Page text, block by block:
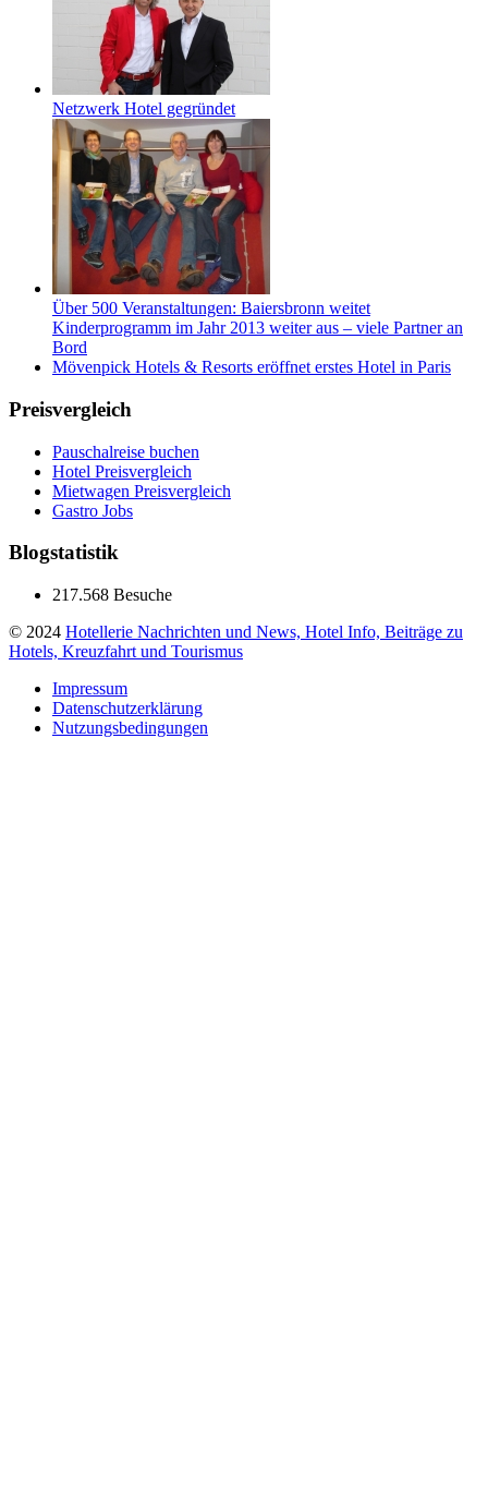
Netzwerk Hotel gegründet
Über 500 Veranstaltungen: Baiersbronn weitet
Kinderprogramm im Jahr 2013 weiter aus – viele Partner an
Bord
Mövenpick Hotels & Resorts eröffnet erstes Hotel in Paris
Preisvergleich
Pauschalreise buchen
Hotel Preisvergleich
Mietwagen Preisvergleich
Gastro Jobs
Blogstatistik
217.568 Besuche
© 2024 Hotellerie Nachrichten und News, Hotel Info, Beiträge zu
Hotels, Kreuzfahrt und Tourismus
Impressum
Datenschutzerklärung
Nutzungsbedingungen